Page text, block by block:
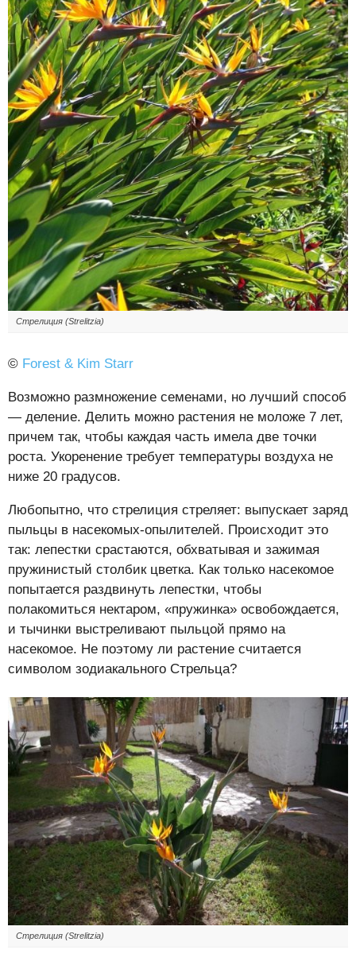
Стрелиция (Strelitzia)
© Forest & Kim Starr
Возможно размножение семенами, но лучший способ
— деление. Делить можно растения не моложе 7 лет,
причем так, чтобы каждая часть имела две точки
роста. Укоренение требует температуры воздуха не
ниже 20 градусов.
Любопытно, что стрелиция стреляет: выпускает заряд
пыльцы в насекомых-опылителей. Происходит это
так: лепестки срастаются, обхватывая и зажимая
пружинистый столбик цветка. Как только насекомое
попытается раздвинуть лепестки, чтобы
полакомиться нектаром, «пружинка» освобождается,
и тычинки выстреливают пыльцой прямо на
насекомое. Не поэтому ли растение считается
символом зодиакального Стрельца?
Стрелиция (Strelitzia)